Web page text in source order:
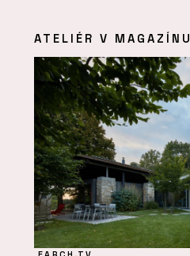
ATELIÉR V MAGAZÍNU